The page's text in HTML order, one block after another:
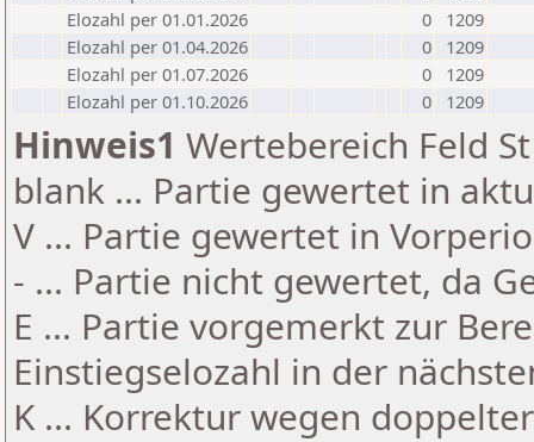
Elozahl per 01.01.2026
0
1209
Elozahl per 01.04.2026
0
1209
Elozahl per 01.07.2026
0
1209
Elozahl per 01.10.2026
0 1209
Hinweis1 Wertebereich Feld
blank ... Partie gewertet in
V ... Partie gewertet in
- ... Partie nicht gewertet, da
E ... Partie vorgemerkt zur
Einstiegselozahl in der
K ... Korrektur wegen